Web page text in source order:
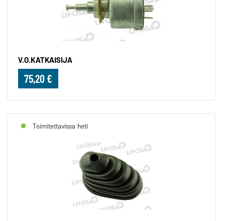
V.O.KATKAISIJA
75,20 €
Toimitettavissa heti